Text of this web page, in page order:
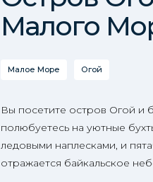
Малого
Малое Море Огой
Вы посетите остров Огой и
полюбуетесь на уютные
ледовыми наплесками, и
отражается байкальское